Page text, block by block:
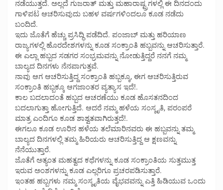
ನಡೆಯುತ್ತದೆ. ಅಲ್ಲದೆ ಗುಜರಾತ್ ಮತ್ತು ಮಹಾರಾಷ್ಟ್ರಗಳಲ್ಲಿ ಈ ದಿನದಂದು
ಗಾಳಿಪಟ ಆಚರಿಸುವುದು ಬಹಳ ವರ್ಷಗಳಿಂದಲೂ ಕೂಡ ನಡೆದು
ಬಂದಿದೆ.
ಇದು ಜೊತೆಗೆ ಹೆಚ್ಚು ಪ್ರಸಿದ್ಧಿ ಪಡೆದಿದೆ. ಪಂಜಾಬ್ ಮತ್ತು ಹರಿಯಾಣ
ರಾಜ್ಯಗಳಲ್ಲಿ ಹೊರದೇಶಗಳನ್ನು ಕೂಡ ಸಂಕ್ರಾಂತಿ ಹಬ್ಬವನ್ನು ಆಚರಿಸುತ್ತಾರೆ.
ಈ ಎಲ್ಲಾ ಹಬ್ಬದ ಸಡಗರ ಸಂಭ್ರಮವನ್ನು ನೋಡುತ್ತಿದ್ದರೆ ನನಗೆ ನಮ್ಮ
ಬಾಲ್ಯದ ದಿನಗಳು ನೆನಪಾಗುತ್ತವೆ.
ನಾವು ಆಗ ಆಚರಿಸುತ್ತಿದ್ದ ಸಂಕ್ರಾಂತಿ ಹಬ್ಬಕ್ಕೂ, ಈಗ ಆಚರಿಸುತ್ತಿರುವ
ಸಂಕ್ರಾಂತಿ ಹಬ್ಬಕ್ಕೂ ಆಗಜಾಂತರ ವ್ಯತ್ಯಾಸ ಇದೆ!.
ಕಾಲ ಬದಲಾದಂತೆ ಹಬ್ಬದ ಆಚರಣೆಯು ಕೂಡ ಹೊಸತನದಿಂದ
ಬದಲಾಗುತ್ತಾ ಹೋಗುತ್ತಿದೆ. ಆದರೆ ನಮ್ಮ ಹಳೆಯ ಸಂಸ್ಕೃತಿ, ಪರಂಪರೆ
ಮಾತ್ರ ಎಂದಿಗೂ ಕೂಡ ಶಾಶ್ವತವಾಗಿರುತ್ತದೆ!.
ಈಗಲೂ ಕೂಡ ಊರಿನ ಹಳೆಯ ತಲೆಮಾರಿನವರು ಈ ಹಬ್ಬವನ್ನು ತಮ್ಮ
ಬಾಲ್ಯದ ದಿನಗಳಲ್ಲಿ ತಮ್ಮ ಹಿರಿಯರು ಆಚರಿಸುತ್ತಿದ್ದ ಆ ಕ್ಷಣವನ್ನು
ನೆನೆಯುತ್ತಾರೆ.
ಜೊತೆಗೆ ಅತ್ಯಂತ ಮಹತ್ವದ ಕಥೆಗಳನ್ನು ಕೂಡ ಸಂಕ್ರಾಂತಿಯ ಸುತ್ತಮುತ್ತ
ಇರುವ ಅಂಶಗಳನ್ನು ಕೂಡ ಎಲ್ಲರಿಗೂ ಪ್ರಚರಪಡಿಸುತ್ತಾರೆ.
ಇಂತಹ ಹಬ್ಬಗಳು ನಮ್ಮ ಸಂಸ್ಕೃತಿಯ ವೈಭವವನ್ನು ಎತ್ತಿ ಹಿಡಿಯುವ ಒಂದು